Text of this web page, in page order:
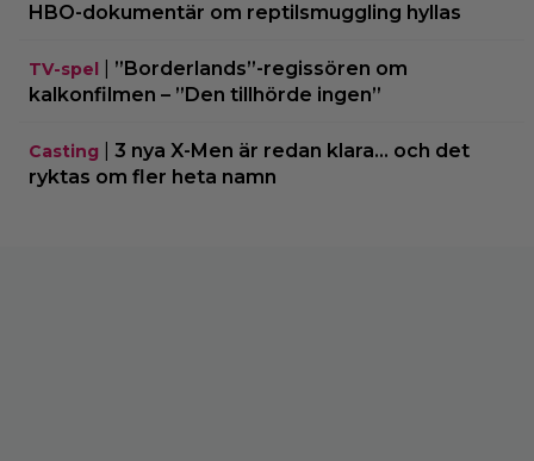
HBO-dokumentär om reptilsmuggling hyllas
TV-spel
”Borderlands”-regissören om
kalkonfilmen – ”Den tillhörde ingen”
Casting
3 nya X-Men är redan klara… och det
ryktas om fler heta namn